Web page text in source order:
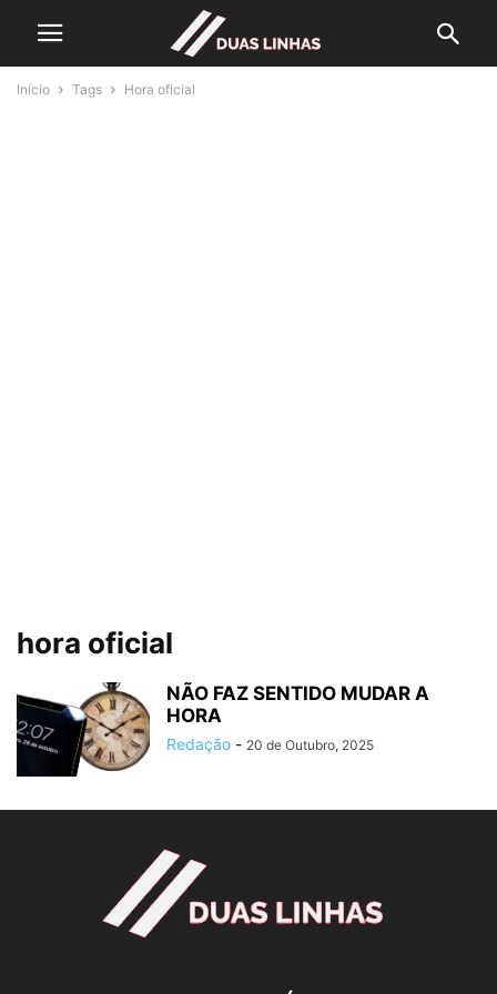
Início Tags Hora oficial
hora oficial
NÃO FAZ SENTIDO MUDAR A
HORA
Redação - 20 de Outubro, 2025